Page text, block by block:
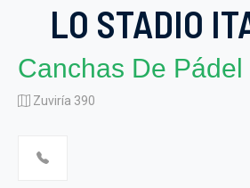
LO STADIO
Canchas De
Zuviría 390